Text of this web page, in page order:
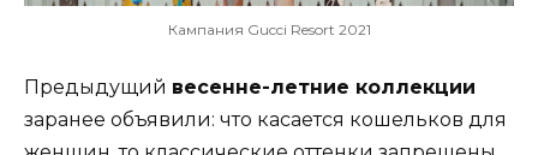
Кампания Gucci Resort 2021
Предыдущий весенне-летние коллекции
заранее объявили: что касается кошельков для